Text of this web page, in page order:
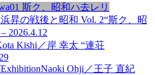
浜昇の戦後と昭和 Vol. 2“斯ク、昭
2026.4.12
Kishi／岸 幸太 “連荘
ExhibitionNaoki Ohji／王子 直紀